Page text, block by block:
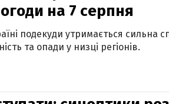
на 7 серпня
подекуди утримається сильна
та опади у низці регіонів.